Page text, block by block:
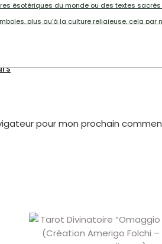
ésotériques du monde ou des textes
plus qu’à la culture religieuse, cela
pour mon prochain